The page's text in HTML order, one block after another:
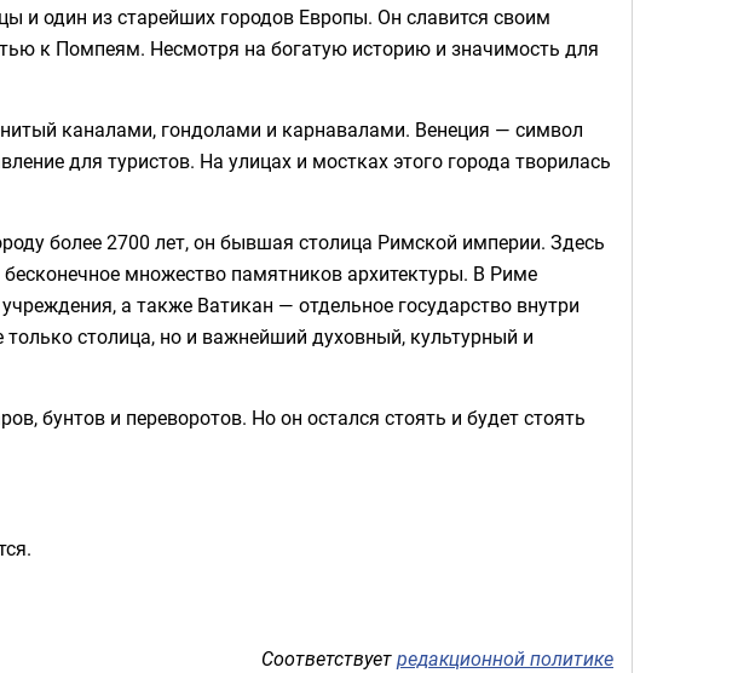
и один из старейших городов Европы. Он славится своим
к Помпеям. Несмотря на богатую историю и значимость для
каналами, гондолами и карнавалами. Венеция — символ
для туристов. На улицах и мостках этого города творилась
более 2700 лет, он бывшая столица Римской империи. Здесь
множество памятников архитектуры. В Риме
а также Ватикан — отдельное государство внутри
столица, но и важнейший духовный, культурный и
бунтов и переворотов. Но он остался стоять и будет стоять
Соответствуетредакционной политике